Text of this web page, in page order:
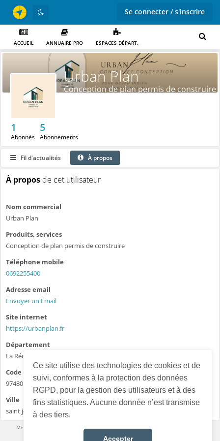
Ce site utilise des technologies de cookies et de
suivi, conformes à la protection des données
RGPD, pour la gestion des utilisateurs et à des
fins statistiques. Aucune donnée n’est transmise
à des tiers.
Accepter
Se connecter / s'inscrire
ACCUEIL ANNUAIRE PRO ESPACES DÉPART.
Urban Plan
Conception de plan permis de construire
1
Abonnés
5
Abonnements
Fil d'actualités À propos
À propos de cet utilisateur
Nom commercial
Urban Plan
Produits, services
Conception de plan permis de construire
Téléphone mobile
0692255400
Adresse email
Envoyer un Email
Site internet
https://urbanplan.fr
Département
La Réunion - 974
Code postal
97480
Ville
saint joseph
Mentions légales Conditions d’utilisation·Données personnelles